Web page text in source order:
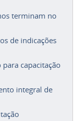
terminam no
de indicações
capacitação
integral de